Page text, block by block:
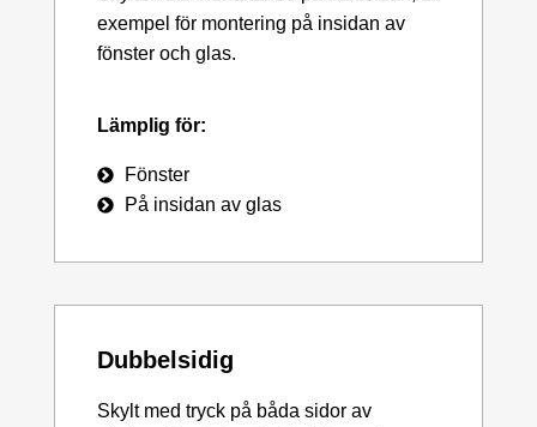
exempel för montering på insidan av
fönster och glas.
Lämplig för:
Fönster
På insidan av glas
Dubbelsidig
Skylt med tryck på båda sidor av